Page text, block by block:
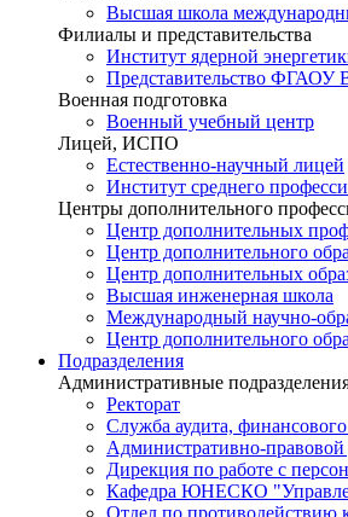
Высшая школа
Филиалы и представительства
Институт ядерной
Представительство
Военная подготовка
Военный учебный центр
Лицей, ИСПО
Естественно-научный лицей
Институт среднего
Центры дополнительного
Центр дополнительных
Центр дополнительного
Центр дополнительных
Высшая инженерная школа
Международный научно-
Центр дополнительного
Подразделения
Административные
Ректорат
Служба аудита,
Административно-правовой
Дирекция по работе с
Кафедра ЮНЕСКО
Отдел по противодействию